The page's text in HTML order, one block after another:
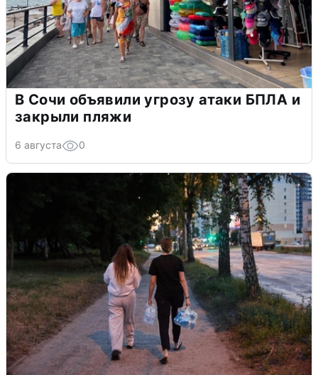
В Сочи объявили угрозу атаки БПЛА и
закрыли пляжи
6 августа 0